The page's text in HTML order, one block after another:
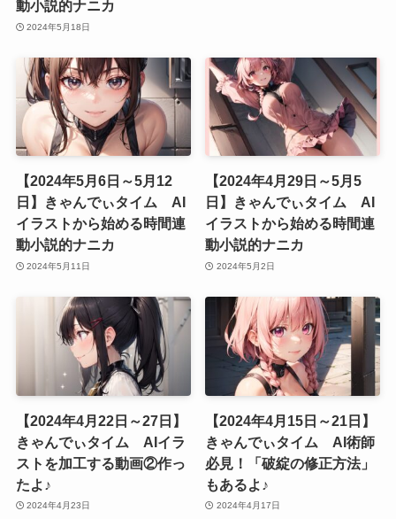
動小説的ナニカ
2024年5月18日
【2024年5月6日～5月12
日】きゃんでぃタイム AI
イラストから始める時間連
動小説的ナニカ
2024年5月11日
【2024年4月29日～5月5
日】きゃんでぃタイム AI
イラストから始める時間連
動小説的ナニカ
2024年5月2日
【2024年4月22日～27日】
きゃんでぃタイム AIイラ
ストを加工する動画②作っ
たよ♪
2024年4月23日
【2024年4月15日～21日】
きゃんでぃタイム AI術師
必見！「破綻の修正方法」
もあるよ♪
2024年4月17日